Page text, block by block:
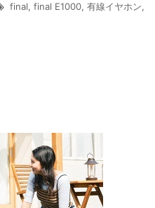
final, final E1000, 有線イヤホン,